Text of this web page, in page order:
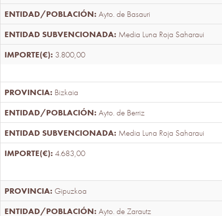
Ayto. de Basauri
Media Luna Roja Saharaui
3.800,00
Bizkaia
Ayto. de Berriz
Media Luna Roja Saharaui
4.683,00
Gipuzkoa
Ayto. de Zarautz